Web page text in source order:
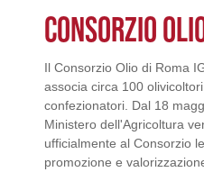
CONSORZIO
Il Consorzio Olio di Roma
associa circa 100
confezionatori. Dal 18
Ministero dell'Agricoltura
ufficialmente al Consorzio
promozione e